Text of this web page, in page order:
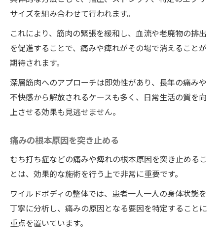
サイズを組み合わせて行われます。
これにより、筋肉の緊張を緩和し、血流や老廃物の排出
を促進することで、痛みや痺れがその場で消えることが
期待されます。
深層筋肉へのアプローチは即効性があり、長年の痛みや
不快感から解放されるケースも多く、日常生活の質を向
上させる効果も見逃せません。
痛みの根本原因を突き止める
むち打ち症などの痛みや痺れの根本原因を突き止めるこ
とは、効果的な施術を行う上で非常に重要です。
ワイルドボディの整体では、患者一人一人の身体状態を
丁寧に分析し、痛みの原因となる要因を特定することに
重点を置いています。